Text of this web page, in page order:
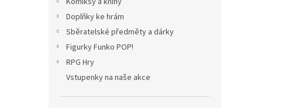
Doplňky ke hrám
Sběratelské předměty a dárky
Figurky Funko POP!
RPG Hry
Vstupenky na naše akce